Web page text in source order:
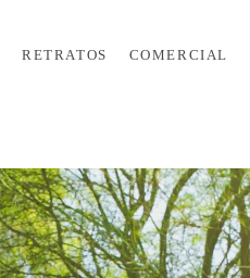
RETRATOS COMERCIAL